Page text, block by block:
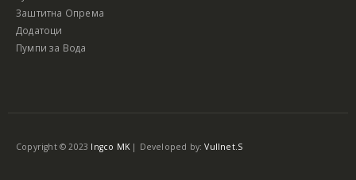
Заштитна Опрема
Додатоци
Пумпи за Вода
Copyright © 2023 Ingco MK| Developed by:Vullnet.S